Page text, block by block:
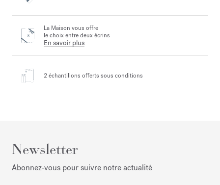
La Maison vous offre
le choix entre deux écrins
En savoir plus
2 échantillons offerts sous conditions
Newsletter
Abonnez‑vous pour suivre notre actualité